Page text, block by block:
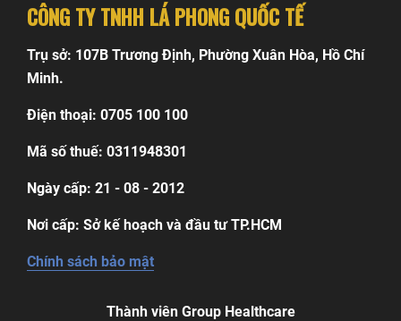
CÔNG TY TNHH LÁ PHONG QUỐC TẾ
Trụ sở: 107B Trương Định, Phường Xuân Hòa, Hồ Chí
Minh.
Điện thoại: 0705 100 100
Mã số thuế: 0311948301
Ngày cấp: 21 - 08 - 2012
Nơi cấp: Sở kế hoạch và đầu tư TP.HCM
Chính sách bảo mật
Thành viên Group Healthcare